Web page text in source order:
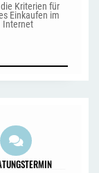
Kriterien für
Einkaufen im
Internet